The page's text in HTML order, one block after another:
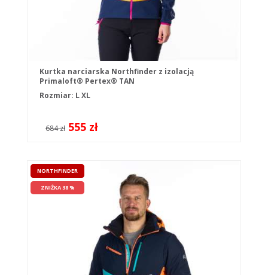
Kurtka narciarska Northfinder z izolacją
Primaloft® Pertex® TAN
Rozmiar: LXL
684 zł 555 zł
NORTHFINDER
ZNIŻKA 38 %